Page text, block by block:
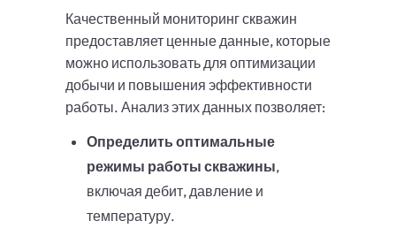
Качественный мониторинг скважин
предоставляет ценные данные, которые
можно использовать для оптимизации
добычи и повышения эффективности
работы. Анализ этих данных позволяет:
Определить оптимальные
режимы работы скважины,
включая дебит, давление и
температуру.